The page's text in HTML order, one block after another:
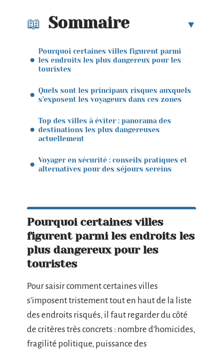
Sommaire
Pourquoi certaines villes figurent parmi
les endroits les plus dangereux pour les
touristes
Quels sont les principaux risques auxquels
s’exposent les voyageurs dans ces zones
Top des villes à éviter : panorama des
destinations les plus dangereuses
actuellement
Voyager en sécurité : conseils pratiques et
alternatives pour des séjours sereins
Pourquoi certaines villes
figurent parmi les endroits les
plus dangereux pour les
touristes
Pour saisir comment certaines villes
s’imposent tristement tout en haut de la liste
des endroits risqués, il faut regarder du côté
de critères très concrets : nombre d’homicides,
fragilité politique, puissance des